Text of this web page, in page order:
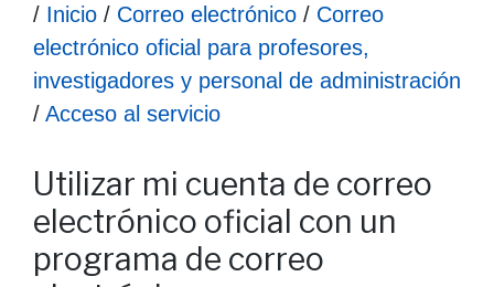
Ruta hasta la información
/ Inicio / Correo electrónico / Correo
electrónico oficial para profesores,
investigadores y personal de administración
/ Acceso al servicio
Utilizar mi cuenta de correo
electrónico oficial con un
programa de correo